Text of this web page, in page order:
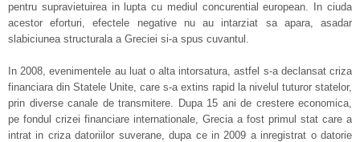
pentru supravietuirea in lupta cu mediul concurential european. In ciuda
acestor eforturi, efectele negative nu au intarziat sa apara, asadar
slabiciunea structurala a Greciei si-a spus cuvantul.
In 2008, evenimentele au luat o alta intorsatura, astfel s-a declansat criza
financiara din Statele Unite, care s-a extins rapid la nivelul tuturor statelor,
prin diverse canale de transmitere. Dupa 15 ani de crestere economica,
pe fondul crizei financiare internationale, Grecia a fost primul stat care a
intrat in criza datoriilor suverane, dupa ce in 2009 a inregistrat o datorie